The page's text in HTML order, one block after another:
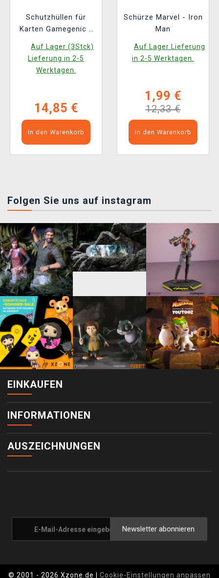
Schutzhüllen für
Karten Gamegenic -
- Premium Double
Sleeving Comic Burst
Black (105 Stk.)
Auf Lager (3Stck)
Lieferung in 2-5
Werktagen.
14,85 €
In den Warenkorb
Schürze Marvel - Iron
Man
Auf Lager Lieferung
in 2-5 Werktagen.
1,99 €
12,33 €
In den Warenkorb
Folgen Sie uns auf instagram
EINKAUFEN
INFORMATIONEN
AUSZEICHNUNGEN
Newsletter abonnieren
© 2001 - 2026 Xzone.de | Cookie-Einstellungen anpassen